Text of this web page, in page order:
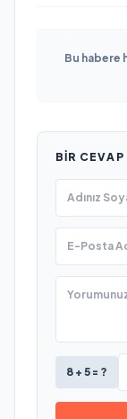
Bu habere
BIR CEVAP
8 + 5 = ?